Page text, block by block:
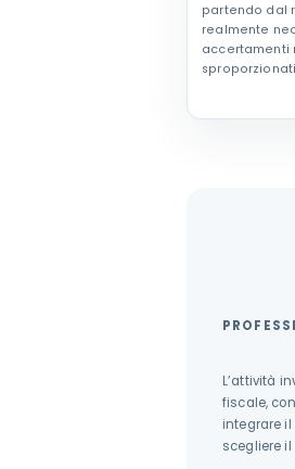
partendo dal
realmente
accertamenti
L’attività
fiscale,
integrare
scegliere